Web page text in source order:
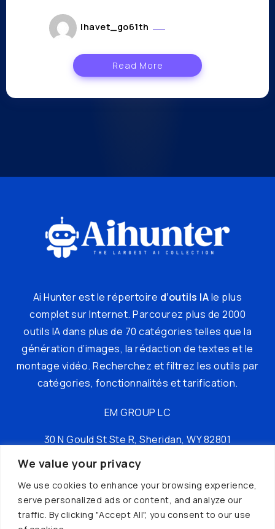
We value your privacy
We use cookies to enhance your browsing experience,
serve personalized ads or content, and analyze our
traffic. By clicking "Accept All", you consent to our use
lhavet_go61th
Read More
Ai Hunter est le répertoire d’outils IAle plus
complet sur Internet. Parcourez plus de 2000
outils IA dans plus de 70 catégories telles que la
génération d’images, la rédaction de textes et le
montage vidéo. Recherchez et filtrez les outils par
catégories, fonctionnalités et tarification.
EM GROUP LC
30 N Gould St Ste R, Sheridan, WY 82801
tél : +16197149049